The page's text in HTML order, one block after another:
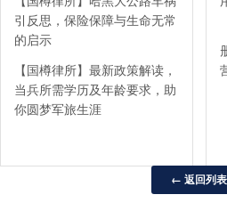
引反思，保险保障与生命无常
的启示
【国樽律所】最新政策解读，
当兵所需学历及年龄要求，助
你圆梦军旅生涯
← 返回列表